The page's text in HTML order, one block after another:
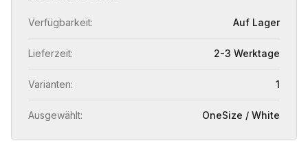
Verfügbarkeit: Auf Lager
Lieferzeit: 2-3 Werktage
Varianten: 1
Ausgewählt: OneSize / White